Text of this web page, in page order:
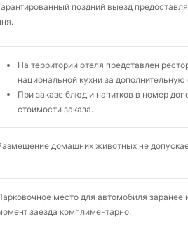
поздний выезд
На территории отеля представлен
национальной кухни за дополнительную
При заказе блюд и напитков в номер
стоимости заказа.
домашних животных не
место для автомобиля заранее
заезда комплиментарно.